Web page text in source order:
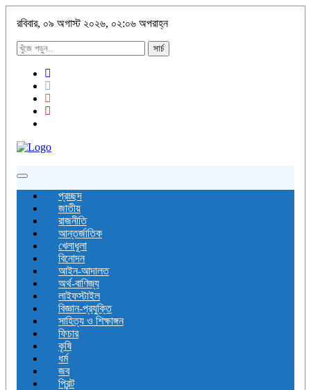
রবিবার, ০৯ অগাস্ট ২০২৬, ০২:০৬ অপরাহ্ন
সার্চ
Toggle
navigationপ্রচ্ছদ
জাতীয়
রাজনীতি
আন্তর্জাতিক
খেলাধূলা
বিনোদন
আইন-আদালত
অর্থ-বাণিজ্য
লাইফস্টাইল
বিজ্ঞান-প্রযুক্তি
সাহিত্য ও শিক্ষাঙ্গন
ফিচার
কৃষি
ধর্ম
জব
প্রিন্ট